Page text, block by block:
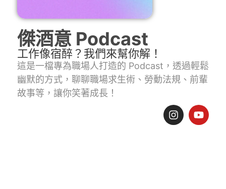
傑酒意 Podcast
工作像宿醉？我們來幫你解！
這是一檔專為職場人打造的 Podcast，透過輕鬆
幽默的方式，聊聊職場求生術、勞動法規、前輩
故事等，讓你笑著成長！